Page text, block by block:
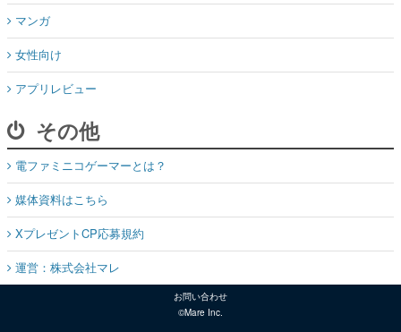
マンガ
女性向け
アプリレビュー
その他
電ファミニコゲーマーとは？
媒体資料はこちら
XプレゼントCP応募規約
運営：株式会社マレ
お問い合わせ
©Mare Inc.